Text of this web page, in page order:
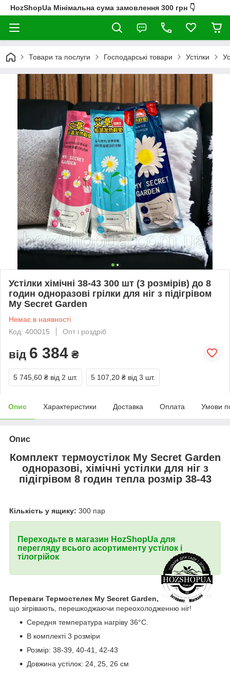
HozShopUa Мінімальна сума замовлення 300 грн 👇
Товари та послуги Господарські товари Устілки
Устілки хімічні 38-43 300 шт (3 розмірів) до 8
годин одноразові грілки для ніг з підігрівом
My Secret Garden
Немає в наявності
Код: 400015
Опт і роздріб
від 6 384 ₴
5 745,60 ₴ від 2 шт. 5 107,20 ₴ від 3 шт.
Опис Характеристики Доставка Оплата Умови
Опис
Комплект термоустілок My Secret Garden
одноразові, хімічні устілки для ніг з
підігрівом 8 годин тепла розмір 38-43
Кількість у ящику: 300 пар
Переходьте в магазин HozShopUa для
перегляду всього асортименту устілок і
тілогрійок
Переваги Термостелек My Secret Garden,
що зігрівають, перешкоджаючи переохолодженню ніг!
Середня температура нагріву 36°С.
В комплекті 3 розміри
Розмір: 38-39, 40-41, 42-43
Довжина устілок: 24, 25, 26 см